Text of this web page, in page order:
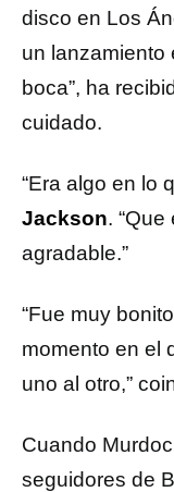
disco en Los
un lanzamiento
boca”, ha
cuidado.
“Era algo en lo
Jackson.
agradable.”
“Fue muy
momento en el
uno al otro,”
Cuando
seguidores de